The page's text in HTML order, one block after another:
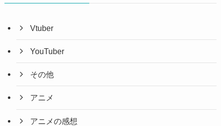
Vtuber
YouTuber
その他
アニメ
アニメの感想